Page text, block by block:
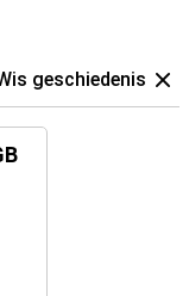
geschiedenis